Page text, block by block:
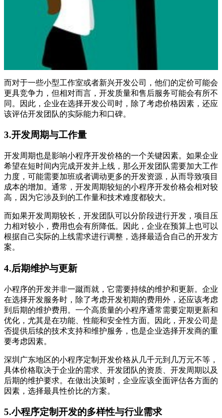
而对于一些小型工作室或者新兴开发公司，他们的定价可能会
更具竞争力，但相对而言，开发质量和售后服务可能会有所不
同。因此，企业在选择开发公司时，除了考虑价格因素，还应
该评估开发团队的实际能力和口碑。
3.开发周期与工作量
开发周期也是影响小程序开发价格的一个关键因素。如果企业
希望在短时间内完成开发并上线，那么开发团队需要加大工作
力度，可能需要加班或者调动更多的开发资源，从而导致项目
成本的增加。通常，开发周期较短的小程序开发价格会相对较
高，因为它涉及到的工作量和技术难度都较大。
而如果开发周期较长，开发团队可以分阶段进行开发，项目压
力相对较小，费用也会有所降低。因此，企业在预算上也可以
根据自己实际的上线需求进行调整，选择最适合自己的开发方
案。
4.后期维护与更新
小程序的开发并非一蹴而就，它需要持续的维护和更新。企业
在选择开发服务时，除了考虑开发初期的费用外，还应该考虑
到后期的维护费用。一个高质量的小程序通常需要定期更新和
优化，尤其是在功能、性能和安全性方面。因此，开发公司是
否提供后续的技术支持和维护服务，也是企业选择开发商的重
要考虑因素。
深圳广东地区的小程序定制开发价格从几千元到几万元不等，
具体价格取决于企业的需求、开发团队的资质、开发周期以及
后期的维护要求。在做出决策时，企业应该全面评估各方面的
因素，选择最具性价比的方案。
5.小程序定制开发的多样性与行业需求